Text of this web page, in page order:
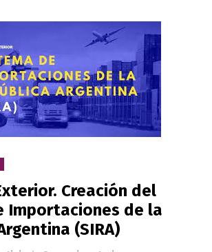
Creación del
Importaciones de la
(SIRA)